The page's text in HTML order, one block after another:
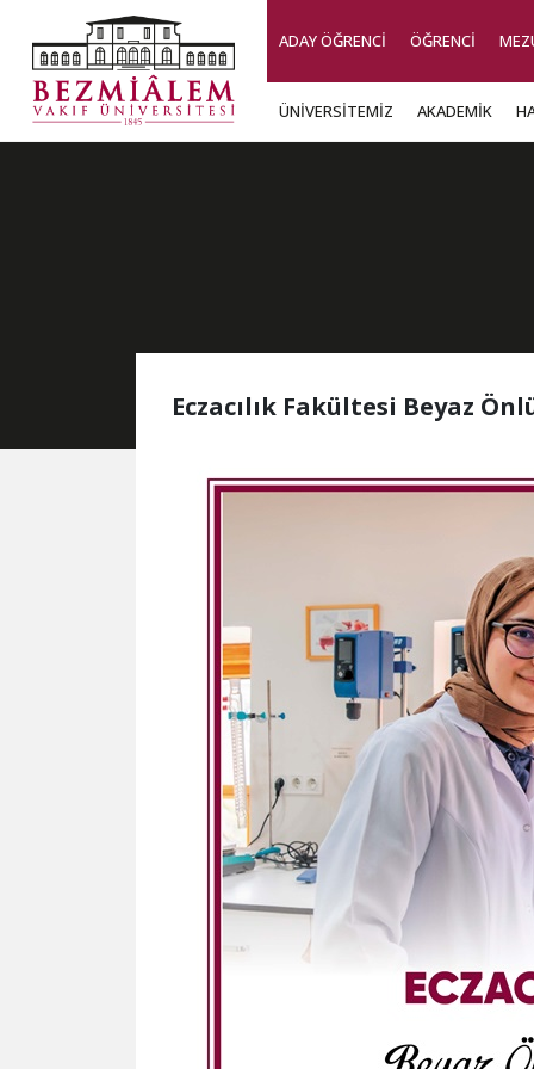
ADAY ÖĞRENCİ ÖĞRENCİ
ÜNİVERSİTEMİZ AKADEMİK
Eczacılık Fakültesi Beyaz